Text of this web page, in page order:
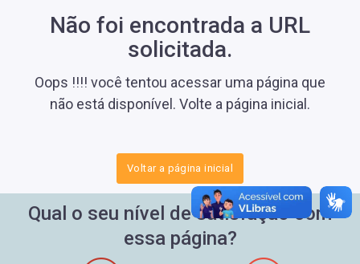
Não foi encontrada a URL
solicitada.
Oops !!!! você tentou acessar uma página que
não está disponível. Volte a página inicial.
Voltar a página inicial
Qual o seu nível de satisfação com
essa página?